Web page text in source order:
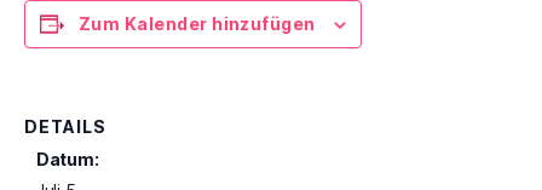
Zum Kalender hinzufügen
DETAILS
Datum: